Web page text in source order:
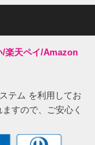
/楽天ペイ/Amazon
テム を利用してお
すので、ご安心く